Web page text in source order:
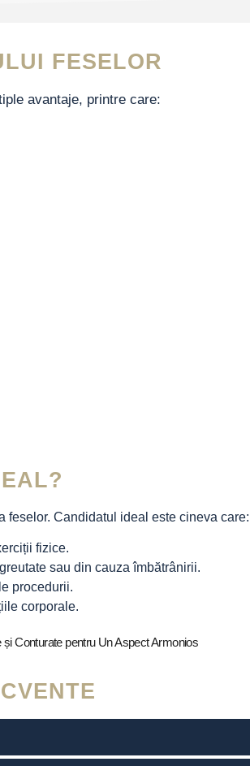
FESELOR
avantaje, printre care:
feselor. Candidatul ideal este cineva care:
fizice.
sau din cauza îmbătrânirii.
procedurii.
corporale.